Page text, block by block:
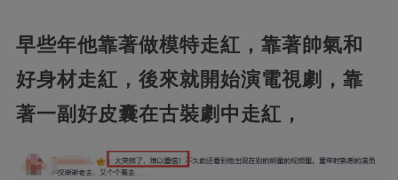
早些年他靠著做模特走紅，靠著帥氣和
好身材走紅，後來就開始演電視劇，靠
著一副好皮囊在古裝劇中走紅，